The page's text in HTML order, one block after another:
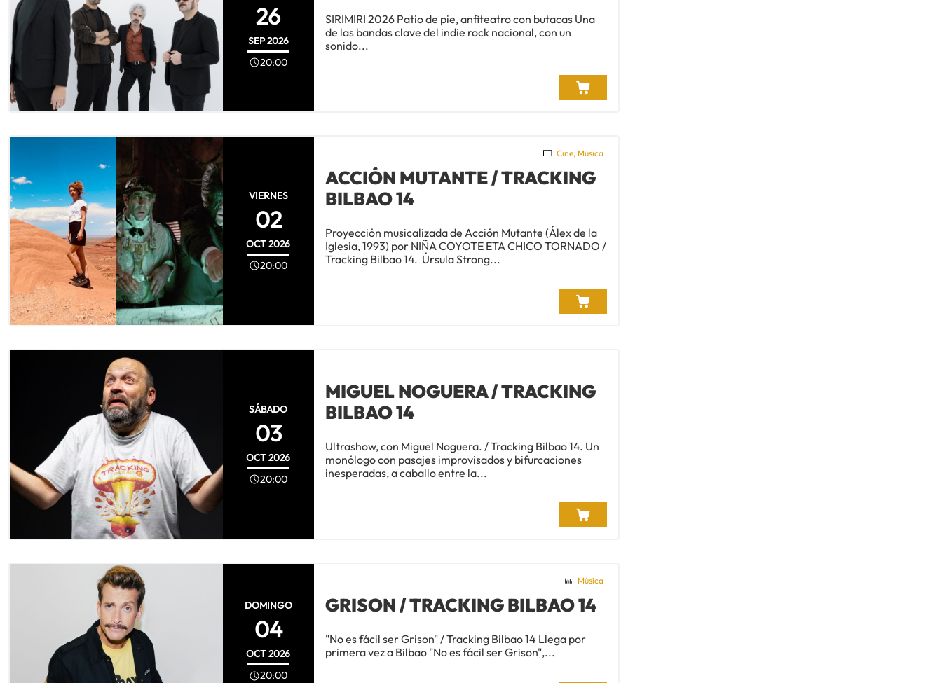
26
SEP2026
20:00
SIRIMIRI 2026 Patio de pie, anfiteatro con butacas Una
de las bandas clave del indie rock nacional, con un
sonido...
VIERNES
02
OCT2026
20:00
Cine, Música
ACCIÓN MUTANTE / TRACKING
BILBAO 14
Proyección musicalizada de Acción Mutante (Álex de la
Iglesia, 1993) por NIÑA COYOTE ETA CHICO TORNADO /
Tracking Bilbao 14. Úrsula Strong...
SÁBADO
03
OCT2026
20:00
MIGUEL NOGUERA / TRACKING
BILBAO 14
Ultrashow, con Miguel Noguera. / Tracking Bilbao 14. Un
monólogo con pasajes improvisados y bifurcaciones
inesperadas, a caballo entre la...
DOMINGO
04
OCT2026
20:00
Música
GRISON / TRACKING BILBAO 14
"No es fácil ser Grison" / Tracking Bilbao 14 Llega por
primera vez a Bilbao "No es fácil ser Grison",...